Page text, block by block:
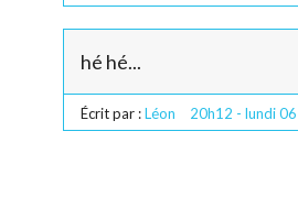
hé hé...
Écrit par :Léon 20h12 - lundi 06